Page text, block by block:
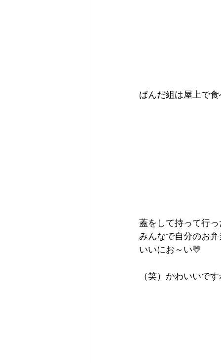
ぱんだ組は屋上で
蓋をして持って行
みんなで自分のお弁
いいにお～い💛
（笑）かわいい